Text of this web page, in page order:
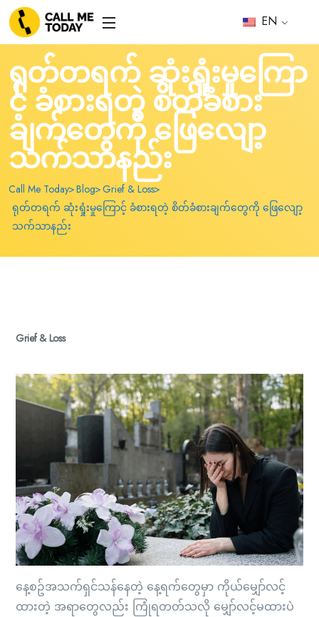
EN
ရုတ်တရက် ဆုံးရှုံးမှုကြော
င့် ခံစားရတဲ့ စိတ်ခံစား
ချက်တွေကို ဖြေလျော့
သက်သာနည်း
Call Me Today Blog Grief & Loss
ရုတ်တရက် ဆုံးရှုံးမှုကြောင့် ခံစားရတဲ့ စိတ်ခံစားချက်တွေကို ဖြေလျော့
သက်သာနည်း
Grief & Loss
နေ့စဥ်အသက်ရှင်သန်နေတဲ့ နေ့ရက်တွေမှာ ကိုယ်မျှော်လင့်
ထားတဲ့ အရာတွေလည်း ကြုံရတတ်သလို မျှော်လင့်မထားပဲ